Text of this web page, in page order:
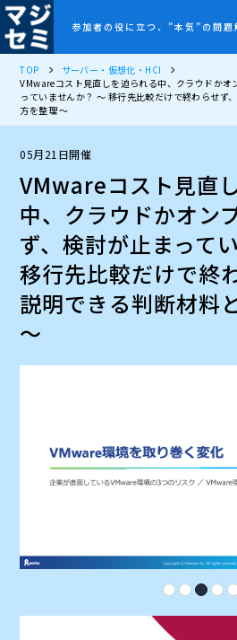
参加者の役に立つ、”本気”の問題
TOP
サーバー・仮想化・HCI
VMwareコスト見直しを迫られる中、クラウドかオ
っていませんか？ ～ 移行先比較だけで終わらせず
方を整理 ～
05月21日開催
VMwareコスト見直
中、クラウドかオン
ず、検討が止まって
移行先比較だけで終
説明できる判断材料
～